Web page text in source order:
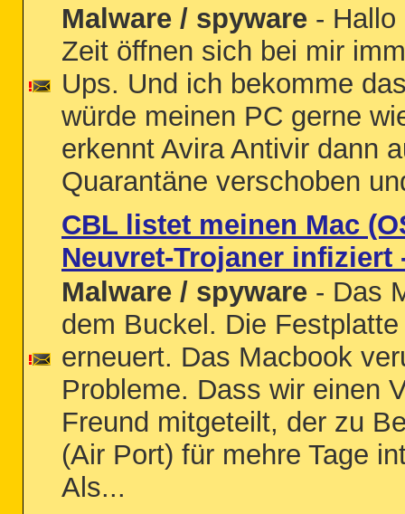
Malware / spyware - Hallo
Zeit öffnen sich bei mir
Ups. Und ich bekomme
würde meinen PC gerne
erkennt Avira Antivir dann
Quarantäne verschoben
CBL listet meinen Mac
Neuvret-Trojaner infiziert
Malware / spyware - Das
dem Buckel. Die
erneuert. Das Macbook
Probleme. Dass wir einen
Freund mitgeteilt, der zu
(Air Port) für mehre Tage
Als...